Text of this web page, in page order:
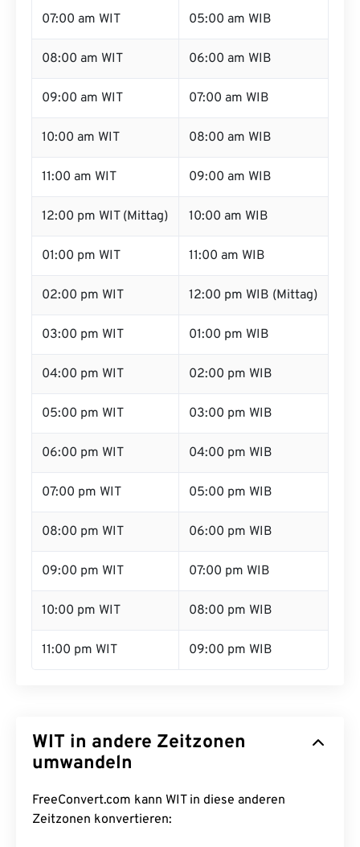
07:00 am WIT 05:00 am WIB
08:00 am WIT 06:00 am WIB
09:00 am WIT 07:00 am WIB
10:00 am WIT 08:00 am WIB
11:00 am WIT 09:00 am WIB
12:00 pm WIT (Mittag) 10:00 am WIB
01:00 pm WIT 11:00 am WIB
02:00 pm WIT 12:00 pm WIB (Mittag)
03:00 pm WIT 01:00 pm WIB
04:00 pm WIT 02:00 pm WIB
05:00 pm WIT 03:00 pm WIB
06:00 pm WIT 04:00 pm WIB
07:00 pm WIT 05:00 pm WIB
08:00 pm WIT 06:00 pm WIB
09:00 pm WIT 07:00 pm WIB
10:00 pm WIT 08:00 pm WIB
11:00 pm WIT 09:00 pm WIB
WIT in andere Zeitzonen
umwandeln
FreeConvert.com kann WIT in diese anderen
Zeitzonen konvertieren: